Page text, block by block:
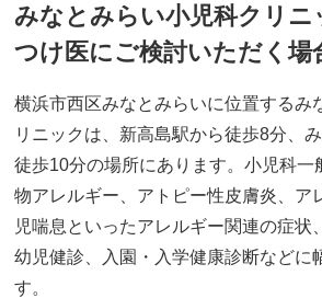
みなとみらい小児科クリニ
つけ医にご検討いただく場
横浜市西区みなとみらいに位置するみ
リニックは、新高島駅から徒歩8分、
徒歩10分の場所にあります。小児科一
物アレルギー、アトピー性皮膚炎、ア
児喘息といったアレルギー関連の症状
幼児健診、入園・入学健康診断などに
す。